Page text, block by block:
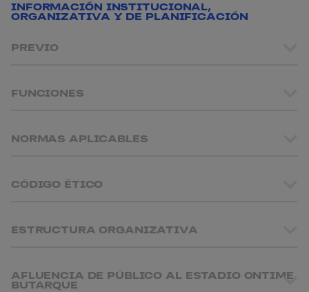
INFORMACIÓN INSTITUCIONAL,
ORGANIZATIVA Y DE PLANIFICACIÓN
PREVIO
FUNCIONES
NORMAS APLICABLES
CÓDIGO ÉTICO
ESTRUCTURA ORGANIZATIVA
AFLUENCIA DE PÚBLICO AL ESTADIO ONTIME
BUTARQUE